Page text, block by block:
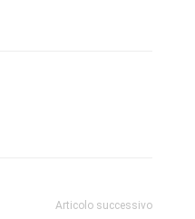
Articolo successivo